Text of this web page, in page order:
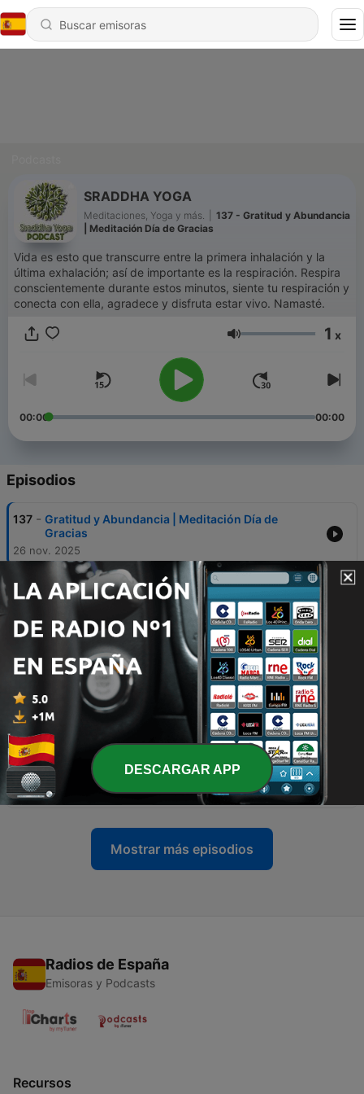
SRADDHA YOGA
Meditaciones, Yoga y más.
137 - Gratitud y Abundancia
| Meditación Día de Gracias
Vida es esto que transcurre entre la primera inhalación y la
última exhalación; así de importante es la respiración. Respira
conscientemente durante estos minutos, siente tu respiración y
conecta con ella, agradece y disfruta estar vivo. Namasté.
Volumen 1 x
00:00 00:00
Episodios
137 - Gratitud y Abundancia | Meditación Día de
Gracias
26 nov. 2025
136 - RIQUEZA INCONDICIONAL: El gran cierre (5/5).
10 ene. 2026
135 -
EL ARTE DE DAR Y RECIBIR: Bendice tu
abundancia (4/5).
09 ene. 2026
134 - TIEMPO Y ESPACIO INFINITOS: Abundancia en el
Presente (3/5).
133 - TRANSFORMA TU CARENCIA: Rompe patrones de
escasez (2/5).
07 ene. 2026
Mostrar más episodios
Radios de España
Emisoras y Podcasts
Recursos
DESCARGAR APP